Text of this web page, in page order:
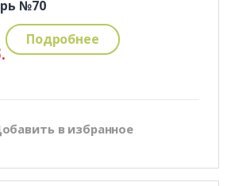
№70
Подробнее
в избранное